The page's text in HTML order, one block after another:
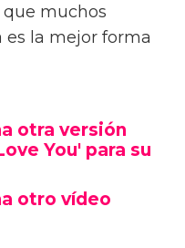
que muchos
es la mejor forma
otra versión
You' para su
otro vídeo